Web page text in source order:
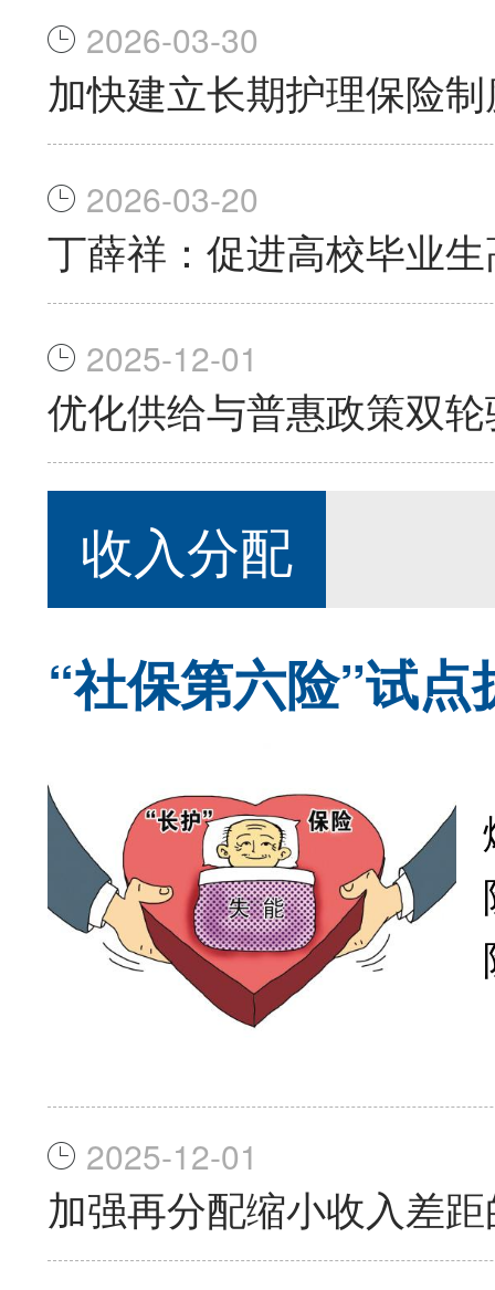
2026-03-30
加快建立长期护理保险
2026-03-20
丁薛祥：促进高校毕业
2025-12-01
优化供给与普惠政策双
收入分配
“社保第六险”试
2025-12-01
加强再分配缩小收入差